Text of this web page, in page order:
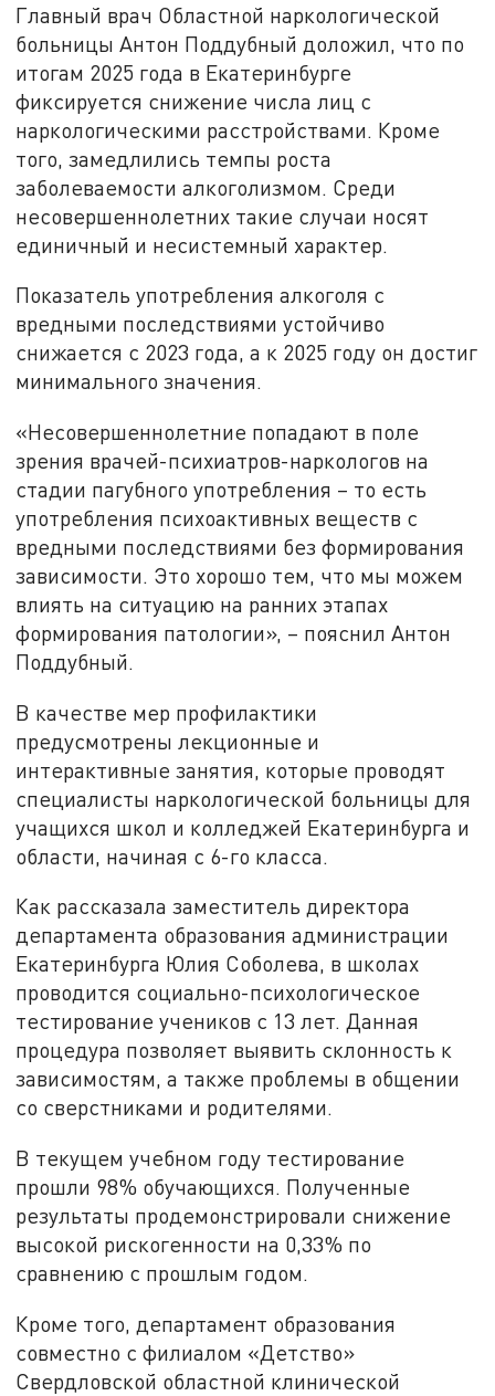
Главный врач Областной наркологической
больницы Антон Поддубный доложил, что по
итогам 2025 года в Екатеринбурге
фиксируется снижение числа лиц с
наркологическими расстройствами. Кроме
того, замедлились темпы роста
заболеваемости алкоголизмом. Среди
несовершеннолетних такие случаи носят
единичный и несистемный характер.
Показатель употребления алкоголя с
вредными последствиями устойчиво
снижается с 2023 года, а к 2025 году он достиг
минимального значения.
«Несовершеннолетние попадают в поле
зрения врачей-психиатров-наркологов на
стадии пагубного употребления – то есть
употребления психоактивных веществ с
вредными последствиями без формирования
зависимости. Это хорошо тем, что мы можем
влиять на ситуацию на ранних этапах
формирования патологии», – пояснил Антон
Поддубный.
В качестве мер профилактики
предусмотрены лекционные и
интерактивные занятия, которые проводят
специалисты наркологической больницы для
учащихся школ и колледжей Екатеринбурга и
области, начиная с 6-го класса.
Как рассказала заместитель директора
департамента образования администрации
Екатеринбурга Юлия Соболева, в школах
проводится социально-психологическое
тестирование учеников с 13 лет. Данная
процедура позволяет выявить склонность к
зависимостям, а также проблемы в общении
со сверстниками и родителями.
В текущем учебном году тестирование
прошли 98% обучающихся. Полученные
результаты продемонстрировали снижение
высокой рискогенности на 0,33% по
сравнению с прошлым годом.
Кроме того, департамент образования
совместно с филиалом «Детство»
Свердловской областной клинической